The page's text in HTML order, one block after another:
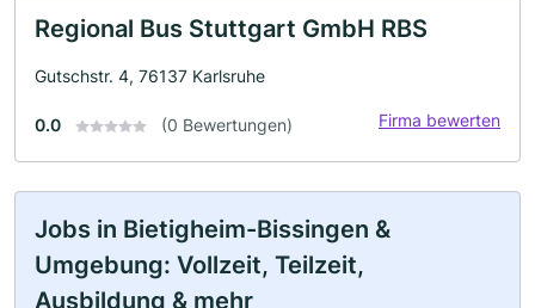
Regional Bus Stuttgart GmbH RBS
Gutschstr. 4, 76137 Karlsruhe
0.0 (0 Bewertungen) Firma bewerten
Jobs in Bietigheim-Bissingen &
Umgebung: Vollzeit, Teilzeit,
Ausbildung & mehr